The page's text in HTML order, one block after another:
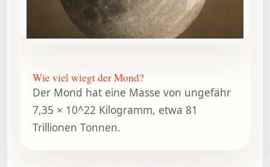
Wie viel wiegt der Mond?
Der Mond hat eine Masse von ungefähr
7,35 × 10^22 Kilogramm, etwa 81
Trillionen Tonnen.